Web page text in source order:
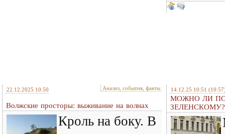
22.12.2025 10:50 Анализ, события, факты
Волжские просторы: выживание на волнах
Кроль на боку. В
14.12.25 10:51
МОЖНО ЛИ
ЗЕЛЕНСКОМУ?